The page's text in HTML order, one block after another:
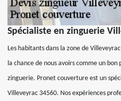
Spécialiste en zinguerie
Les habitants dans la zone de
la chance de nous avoirs comme un
zinguerie. Pronet couverture est un
Villeveyrac 34560. Nos expériences